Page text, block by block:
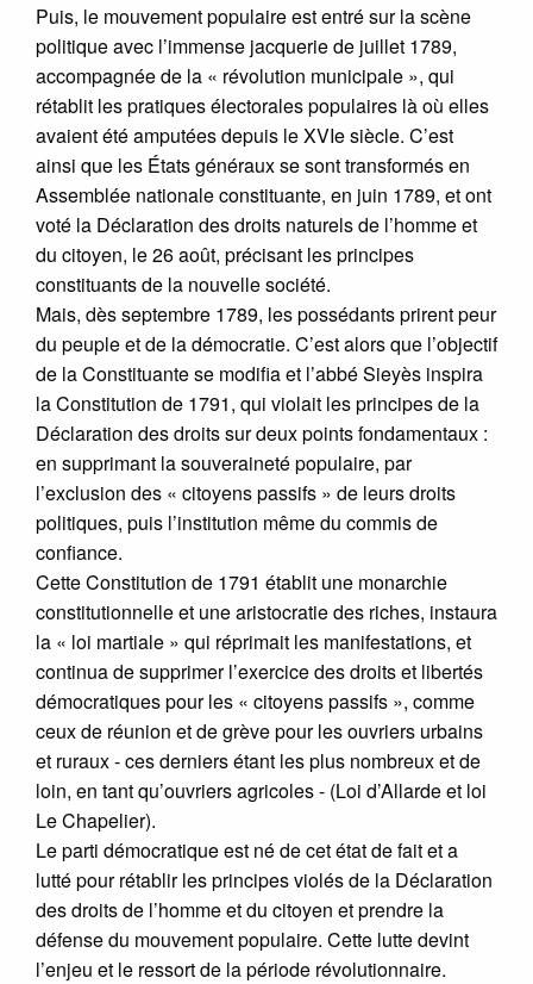
Puis, le mouvement populaire est entré sur la scène
politique avec l’immense jacquerie de juillet 1789,
accompagnée de la « révolution municipale », qui
rétablit les pratiques électorales populaires là où elles
avaient été amputées depuis le XVIe siècle. C’est
ainsi que les États généraux se sont transformés en
Assemblée nationale constituante, en juin 1789, et ont
voté la Déclaration des droits naturels de l’homme et
du citoyen, le 26 août, précisant les principes
constituants de la nouvelle société.
Mais, dès septembre 1789, les possédants prirent peur
du peuple et de la démocratie. C’est alors que l’objectif
de la Constituante se modifia et l’abbé Sieyès inspira
la Constitution de 1791, qui violait les principes de la
Déclaration des droits sur deux points fondamentaux :
en supprimant la souveraineté populaire, par
l’exclusion des « citoyens passifs » de leurs droits
politiques, puis l’institution même du commis de
confiance.
Cette Constitution de 1791 établit une monarchie
constitutionnelle et une aristocratie des riches, instaura
la « loi martiale » qui réprimait les manifestations, et
continua de supprimer l’exercice des droits et libertés
démocratiques pour les « citoyens passifs », comme
ceux de réunion et de grève pour les ouvriers urbains
et ruraux - ces derniers étant les plus nombreux et de
loin, en tant qu’ouvriers agricoles - (Loi d’Allarde et loi
Le Chapelier).
Le parti démocratique est né de cet état de fait et a
lutté pour rétablir les principes violés de la Déclaration
des droits de l’homme et du citoyen et prendre la
défense du mouvement populaire. Cette lutte devint
l’enjeu et le ressort de la période révolutionnaire.